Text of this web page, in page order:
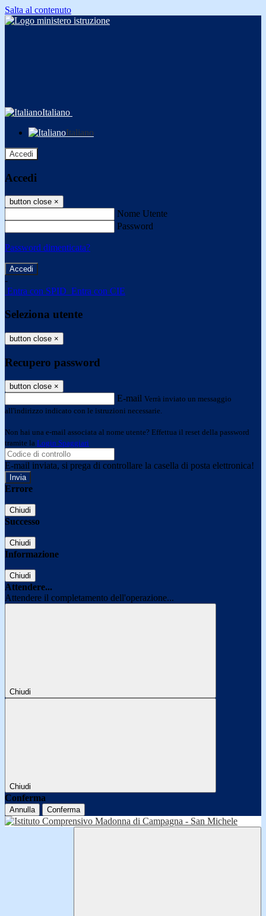
Salta al contenuto
Italiano
Italiano
Accedi
Accedi
button close ×
Nome Utente
Password
Password dimenticata?
-
Entra con SPID Entra con CIE
Seleziona utente
button close ×
Recupero password
button close ×
E-mail Verrà inviato un messaggio
all'indirizzo indicato con le istruzioni necessarie.
Non hai una e-mail associata al nome utente? Effettua il reset della password
tramite la Login Spaggiari
E-mail inviata, si prega di controllare la casella di posta elettronica!
Errore
Chiudi
Successo
Chiudi
Informazione
Chiudi
Attendere...
Attendere il completamento dell'operazione...
Chiudi
Chiudi
Conferma
Annulla Conferma